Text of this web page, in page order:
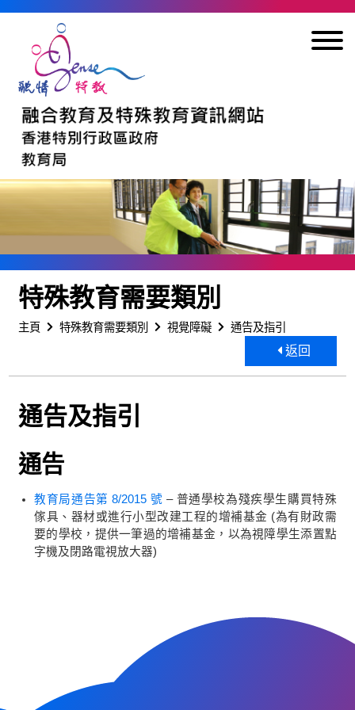
特殊教育需要類別
主頁 特殊教育需要類別 視覺障礙 通告及指引
返回
通告及指引
通告
教育局通告第 8/2015 號 – 普通學校為殘疾學生購買特殊
傢具、器材或進行小型改建工程的增補基金 (為有財政需
要的學校，提供一筆過的增補基金，以為視障學生添置點
字機及閉路電視放大器)